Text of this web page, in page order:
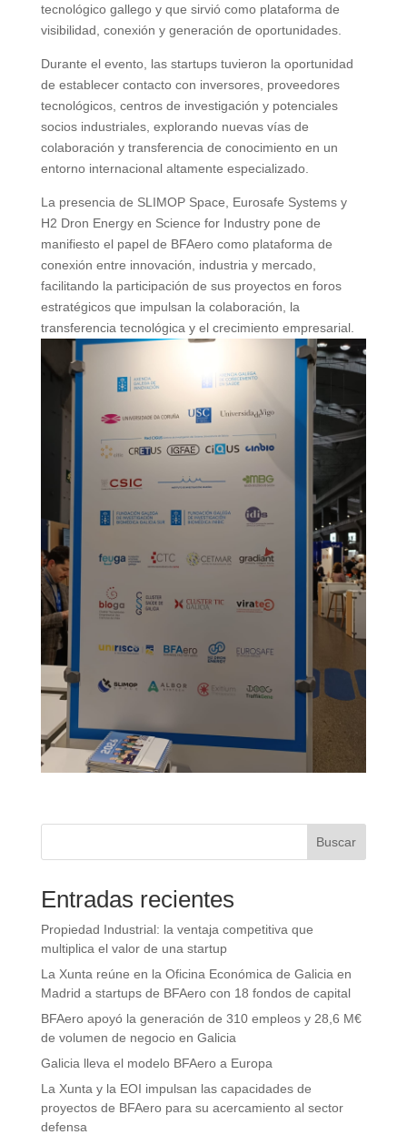
tecnológico gallego y que sirvió como plataforma de
visibilidad, conexión y generación de oportunidades.
Durante el evento, las startups tuvieron la oportunidad
de establecer contacto con inversores, proveedores
tecnológicos, centros de investigación y potenciales
socios industriales, explorando nuevas vías de
colaboración y transferencia de conocimiento en un
entorno internacional altamente especializado.
La presencia de SLIMOP Space, Eurosafe Systems y
H2 Dron Energy en Science for Industry pone de
manifiesto el papel de BFAero como plataforma de
conexión entre innovación, industria y mercado,
facilitando la participación de sus proyectos en foros
estratégicos que impulsan la colaboración, la
transferencia tecnológica y el crecimiento empresarial.
Buscar
Entradas recientes
Propiedad Industrial: la ventaja competitiva que
multiplica el valor de una startup
La Xunta reúne en la Oficina Económica de Galicia en
Madrid a startups de BFAero con 18 fondos de capital
BFAero apoyó la generación de 310 empleos y 28,6 M€
de volumen de negocio en Galicia
Galicia lleva el modelo BFAero a Europa
La Xunta y la EOI impulsan las capacidades de
proyectos de BFAero para su acercamiento al sector
defensa